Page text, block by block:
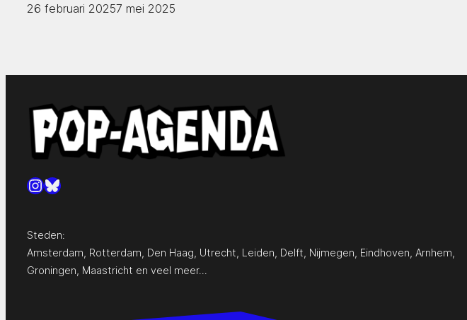
26 februari 20257 mei 2025
Instagram
Bluesky
Steden:
Amsterdam Rotterdam Den Haag Utrecht Leiden Delft Nijmegen Eindhoven Arnhem
Groningen Maastricht en veel meer…